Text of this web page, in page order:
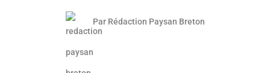
Par Rédaction Paysan Breton